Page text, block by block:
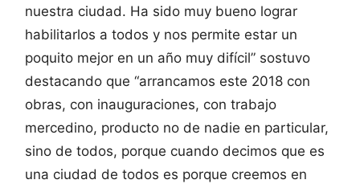
nuestra ciudad. Ha sido muy bueno lograr
habilitarlos a todos y nos permite estar un
poquito mejor en un año muy difícil” sostuvo
destacando que “arrancamos este 2018 con
obras, con inauguraciones, con trabajo
mercedino, producto no de nadie en particular,
sino de todos, porque cuando decimos que es
una ciudad de todos es porque creemos en